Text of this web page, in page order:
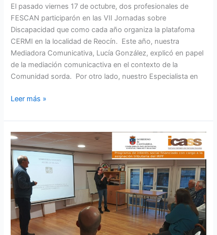
El pasado viernes 17 de octubre, dos profesionales de
FESCAN participarón en las VII Jornadas sobre
Discapacidad que como cada año organiza la platafoma
CERMI en la localidad de Reocín. Este año, nuestra
Mediadora Comunicativa, Lucía González, explicó en papel
de la mediación comunicactiva en el contexto de la
Comunidad sorda. Por otro lado, nuestro Especialista en
Leer más »
REALIZAMOS
EL
TALLER
DE
SOBREENDEUDAMIENTO
CON
LA
UCC